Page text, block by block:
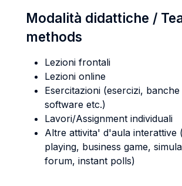
Modalità didattiche /
methods
Lezioni frontali
Lezioni online
Esercitazioni (esercizi, banche
software etc.)
Lavori/Assignment individuali
Altre attivita' d'aula interattive
playing, business game,
forum, instant polls)